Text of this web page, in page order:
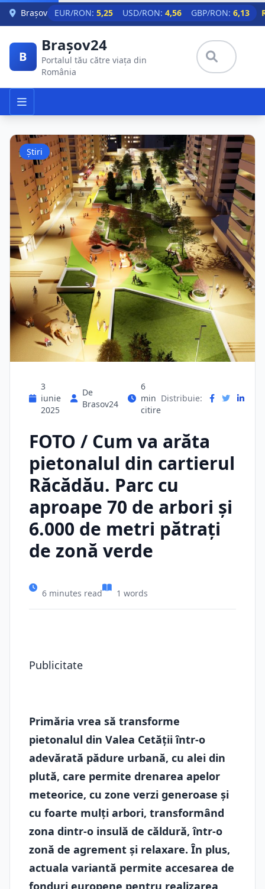
Skip to main content
Brașov EUR/RON: 5,25 USD/RON: 4,56 GBP/RON: 6,13
B
Brașov24
Portalul tău către viața din
România
Știri
3
iunie
2025
De
Brasov24
6
min
citire
Distribuie:
FOTO / Cum va arăta
pietonalul din cartierul
Răcădău. Parc cu
aproape 70 de arbori și
6.000 de metri pătraţi
de zonă verde
6 minutes read 1 words
Publicitate
Primăria vrea să transforme
pietonalul din Valea Cetății într-o
adevărată pădure urbană, cu alei din
plută, care permite drenarea apelor
meteorice, cu zone verzi generoase și
cu foarte mulți arbori, transformând
zona dintr-o insulă de căldură, într-o
zonă de agrement și relaxare. În plus,
actuala variantă permite accesarea de
fonduri europene pentru realizarea